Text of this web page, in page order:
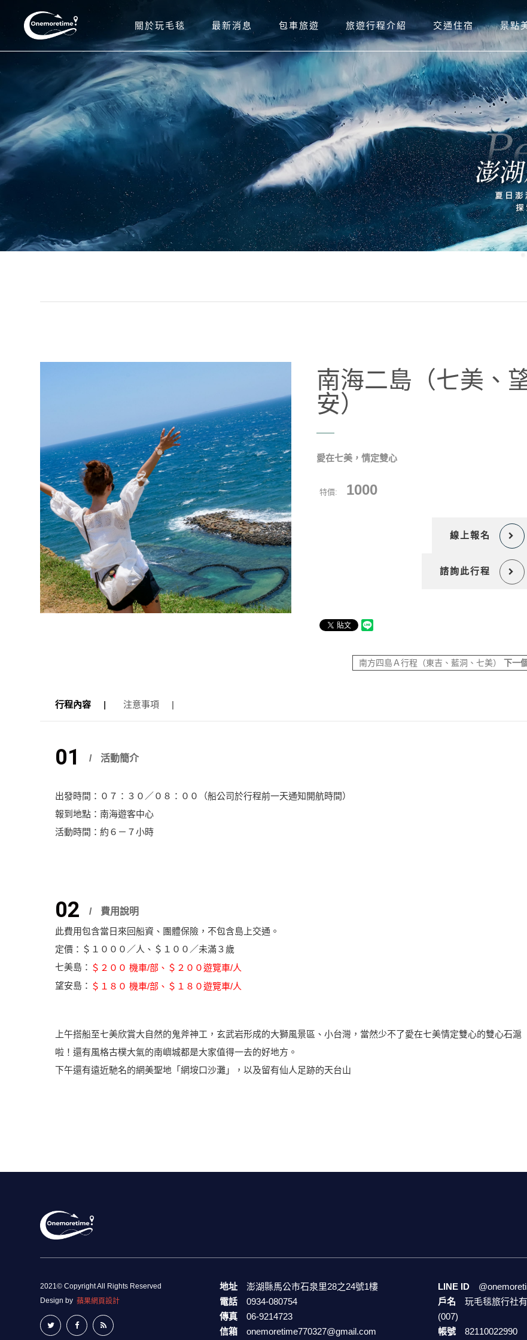
關於玩毛毯 最新消息 包車旅遊 旅遊行程介紹 交通住宿 景點
南海二島（七美、
安）
愛在七美，情定雙心
特價: 1000
線上報名
諮詢此行程
南方四島Ａ行程（東吉、藍洞、七美） 下一個
行程內容 注意事項
01 活動簡介
出發時間：０７：３０／０８：００（船公司於行程前一天通知開航時間）
報到地點：南海遊客中心
活動時間：約６－７小時
02
費用說明
此費用包含當日來回船資、團體保險，不包含島上交通。
定價：＄１０００／人、＄１００／未滿３歲
七美島： ＄２００ 機車/部、＄２００遊覽車/人
望安島： ＄１８０ 機車/部、＄１８０遊覽車/人
上午搭船至七美欣賞大自然的鬼斧神工，玄武岩形成的大獅風景區、小台灣，當然少不了愛在七美情定雙心的雙心石滬
啦！還有風格古樸大氣的南嶼城都是大家值得一去的好地方。
下午還有遠近馳名的網美聖地「網垵口沙灘」，以及留有仙人足跡的天台山
2021© Copyright All Rights Reserved
Design by 蘋果網頁設計
地址澎湖縣馬公市石泉里28之24號1樓
電話0934-080754
傳真06-9214723
信箱onemoretime770327@gmail.com
LINE ID
戶名 玩毛毯旅行社
(007)
帳號 82110022990